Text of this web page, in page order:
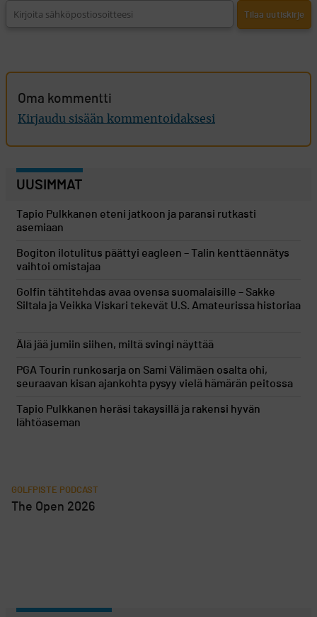
Oma kommentti
Kirjaudu sisään kommentoidaksesi
UUSIMMAT
Tapio Pulkkanen eteni jatkoon ja paransi rutkasti
asemiaan
Bogiton ilotulitus päättyi eagleen – Talin kenttäennätys
vaihtoi omistajaa
Golfin tähtitehdas avaa ovensa suomalaisille – Sakke
Siltala ja Veikka Viskari tekevät U.S. Amateurissa historiaa
Älä jää jumiin siihen, miltä svingi näyttää
PGA Tourin runkosarja on Sami Välimäen osalta ohi,
seuraavan kisan ajankohta pysyy vielä hämärän peitossa
Tapio Pulkkanen heräsi takaysillä ja rakensi hyvän
lähtöaseman
GOLFPISTE PODCAST
The Open 2026